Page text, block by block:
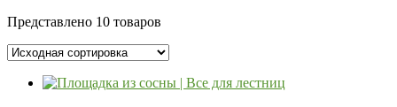
Представлено 10 товаров